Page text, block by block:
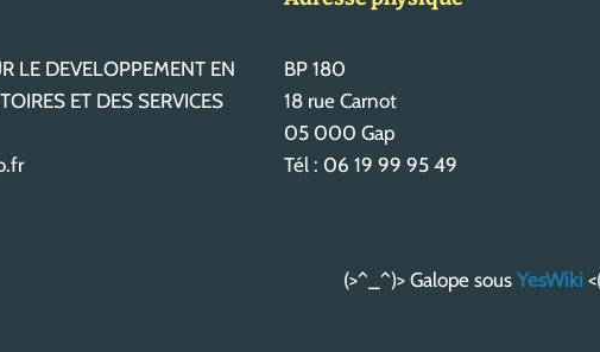
LE DEVELOPPEMENT EN
ET DES SERVICES
BP 180
18 rue Carnot
05 000 Gap
Tél : 06 19 99 95 49
(>^_^)> Galope sous YesWiki